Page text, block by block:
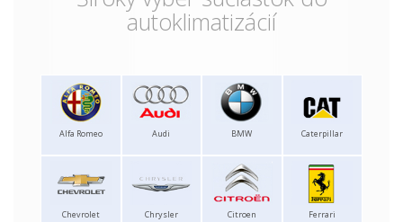
autoklimatizácií
Alfa Romeo Audi BMW Caterpillar
Chevrolet Chrysler Citroen Ferrari